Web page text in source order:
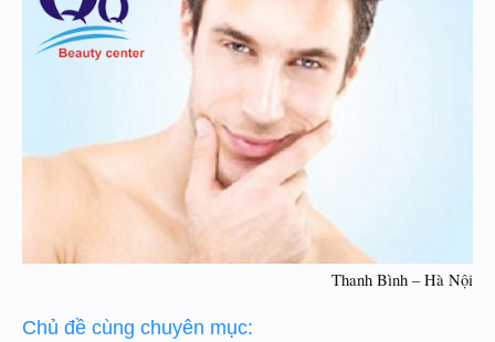
Thanh Bình – Hà Nội​
Chủ đề cùng chuyên mục: